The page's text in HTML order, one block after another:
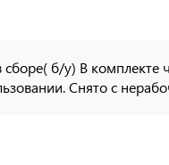
б/у) В
Снято с